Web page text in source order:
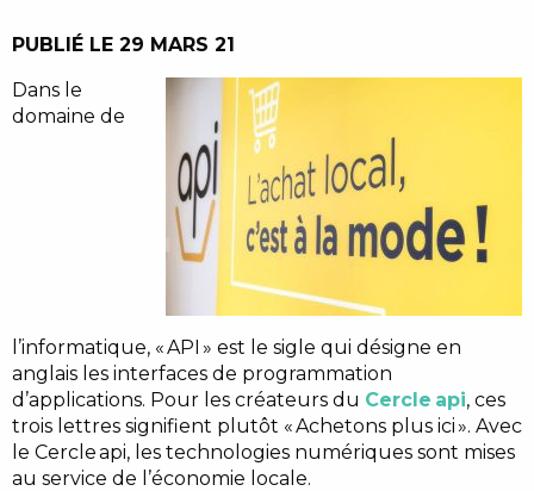
PUBLIÉ LE 29 MARS 21
Dans le
domaine de
l’informatique, « API » est le sigle qui désigne en
anglais les interfaces de programmation
d’applications. Pour les créateurs du Cercle api, ces
trois lettres signifient plutôt « Achetons plus ici ». Avec
le Cercle api, les technologies numériques sont mises
au service de l’économie locale.